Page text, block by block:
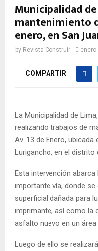
Municipalidad
mantenimiento
enero, en San
by Revista Construir enero
COMPARTIR
La Municipalidad de
realizando trabajos de
Av. 13 de Enero, ubicada
Lurigancho, en el distrito
Esta intervención
importante vía, donde
superficial dañada para
imprimante, así como la
asfalto nuevo en un área
Luego de ello se